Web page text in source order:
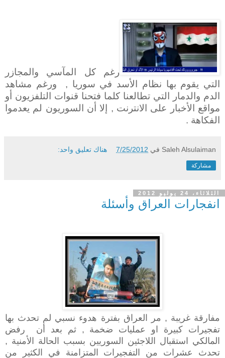
رغم كل المآسي والمجازر
التي يقوم بها نظام الأسد في سوريا , ورغم مشاهد
الدم والدمار التي تطالعنا كلما فتحنا قنوات التلفزيون أو
مواقع الأخبار على الانترنت , إلا أن السوريون لم يعدموا
الفكاهة .
Saleh Alsulaiman في 7/25/2012 هناك تعليق واحد:
مشاركة
الثلاثاء، 24 يوليو 2012
انفجارات العراق وأسئلة
مفارقة غريبة , مر العراق بفترة هدوء نسبي لم تحدث بها
تفجيرات كبيرة او عمليات ضخمة , ثم بعد أن رفض
المالكي استقبال اللاجئين السوريين بسبب الحالة الأمنية ,
تحدث عشرات من التفجيرات المتزامنة في الكثير من